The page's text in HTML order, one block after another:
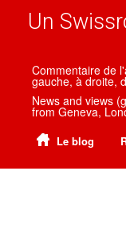
Un
Commentaire de
gauche, à droite,
News and views
from Geneva,
Le blog